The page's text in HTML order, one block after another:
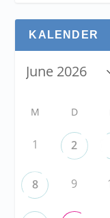
KALENDER
M D
1 2
8 9